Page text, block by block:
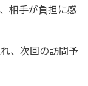
相手が負担に感
、次回の訪問予